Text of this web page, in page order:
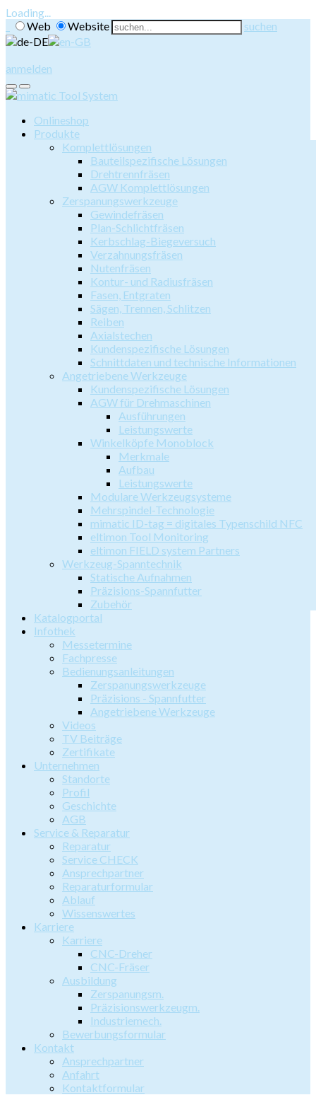
Loading...
Web
Website suchen
anmelden
Onlineshop
Produkte
Komplettlösungen
Bauteilspezifische Lösungen
Drehtrennfräsen
AGW Komplettlösungen
Zerspanungswerkzeuge
Gewindefräsen
Plan-Schlichtfräsen
Kerbschlag-Biegeversuch
Verzahnungsfräsen
Nutenfräsen
Kontur- und Radiusfräsen
Fasen, Entgraten
Sägen, Trennen, Schlitzen
Reiben
Axialstechen
Kundenspezifische Lösungen
Schnittdaten und technische Informationen
Angetriebene Werkzeuge
Kundenspezifische Lösungen
AGW für Drehmaschinen
Ausführungen
Leistungswerte
Winkelköpfe Monoblock
Merkmale
Aufbau
Leistungswerte
Modulare Werkzeugsysteme
Mehrspindel-Technologie
mimatic ID-tag = digitales Typenschild NFC
eltimon Tool Monitoring
eltimon FIELD system Partners
Werkzeug-Spanntechnik
Statische Aufnahmen
Präzisions-Spannfutter
Zubehör
Katalogportal
Infothek
Messetermine
Fachpresse
Bedienungsanleitungen
Zerspanungswerkzeuge
Präzisions - Spannfutter
Angetriebene Werkzeuge
Videos
TV Beiträge
Zertifikate
Unternehmen
Standorte
Profil
Geschichte
AGB
Service & Reparatur
Reparatur
Service CHECK
Ansprechpartner
Reparaturformular
Ablauf
Wissenswertes
Karriere
Karriere
CNC-Dreher
CNC-Fräser
Ausbildung
Zerspanungsm.
Präzisionswerkzeugm.
Industriemech.
Bewerbungsformular
Kontakt
Ansprechpartner
Anfahrt
Kontaktformular